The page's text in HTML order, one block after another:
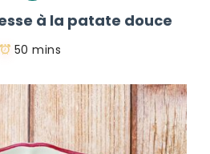
à la patate douce
50 mins